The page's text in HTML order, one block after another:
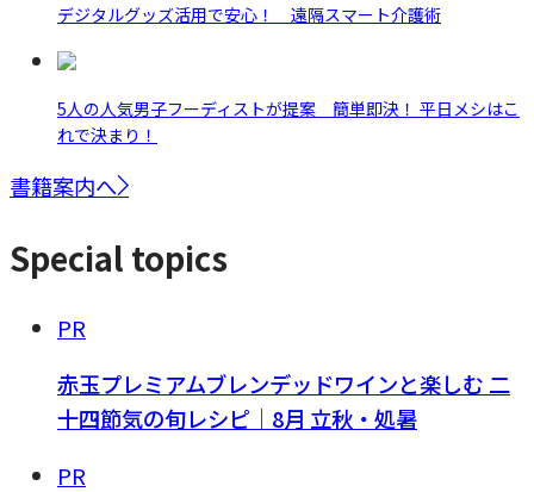
デジタルグッズ活用で安心！ 遠隔スマート介護術
5人の人気男子フーディストが提案 簡単即決！ 平日メシはこ
れで決まり！
書籍案内へ
Special topics
PR
赤玉プレミアムブレンデッドワインと楽しむ 二
十四節気の旬レシピ｜8月 立秋・処暑
PR